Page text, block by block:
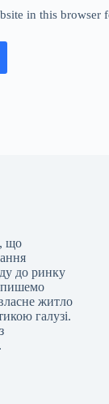
in this browser
що
до ринку
пишемо
житло
галузі.